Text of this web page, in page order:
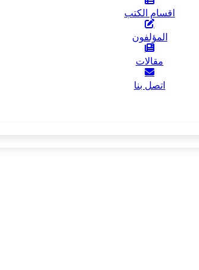
اقسام الكتب
المؤلفون
مقالات
اتصل بنا